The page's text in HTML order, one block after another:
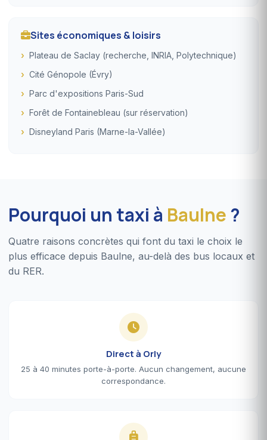
Sites économiques & loisirs
Plateau de Saclay (recherche, INRIA, Polytechnique)
Cité Génopole (Évry)
Parc d'expositions Paris-Sud
Forêt de Fontainebleau (sur réservation)
Disneyland Paris (Marne-la-Vallée)
Pourquoi un taxi à Baulne?
Quatre raisons concrètes qui font du taxi le choix le
plus efficace depuis Baulne, au-delà des bus locaux et
du RER.
Direct à Orly
25 à 40 minutes porte-à-porte. Aucun changement, aucune
correspondance.